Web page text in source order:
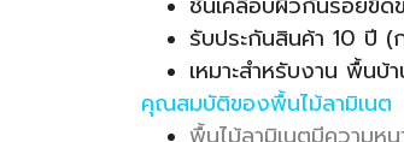
รับประกันสินค้า 10 ปี (
เหมาะสำหรับงาน พื้น
คุณสมบัติของพื้นไม้ลามิเนต